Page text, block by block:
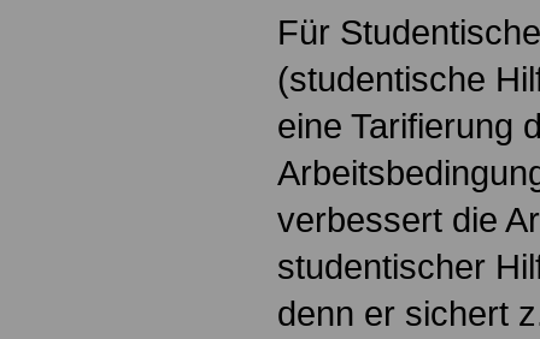
Für
(studentische
eine Tarifierung
verbessert die
studentischer
denn er sichert